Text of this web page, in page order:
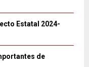
Estatal 2024-
de